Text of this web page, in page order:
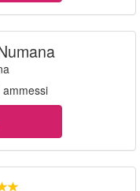
ammessi